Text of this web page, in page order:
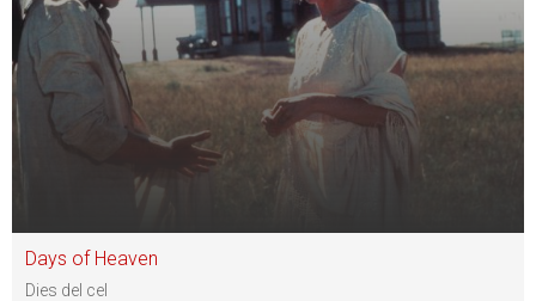
Days of Heaven
Dies del cel